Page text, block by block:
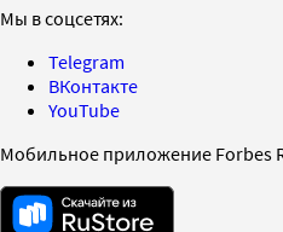
Мы в соцсетях:
Telegram
ВКонтакте
YouTube
Мобильное приложение Forbes